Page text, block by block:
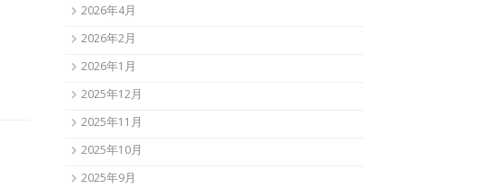
2026年4月
2026年2月
2026年1月
2025年12月
2025年11月
2025年10月
2025年9月